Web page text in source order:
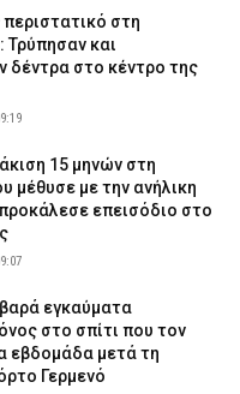
στη
Τρύπησαν και
δέντρα στο κέντρο της
15 μηνών στη
μέθυσε με την ανήλικη
επεισόδιο στο
εγκαύματα
στο σπίτι που τον
εβδομάδα μετά τη
Γερμενό